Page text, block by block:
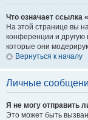
Что означает ссылка
На этой странице вы
конференции и
которые они
Вернуться к началу
Личные
Я не могу отправить
Это может быть